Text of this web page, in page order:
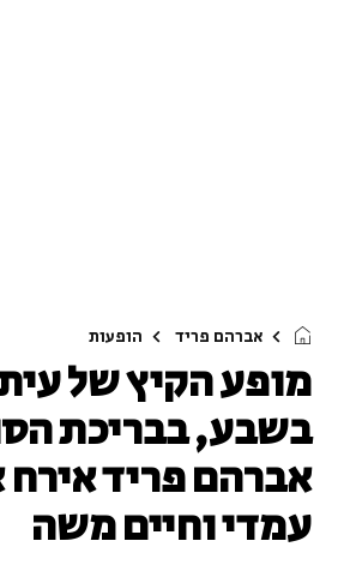
אברהם פריד הופעות
מופע הקיץ של
בשבע, בבריכת
אברהם פריד אירח
עמדי וחיים משה